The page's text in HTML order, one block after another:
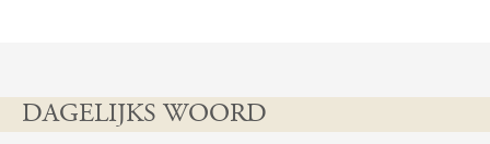
DAGELIJKS WOORD